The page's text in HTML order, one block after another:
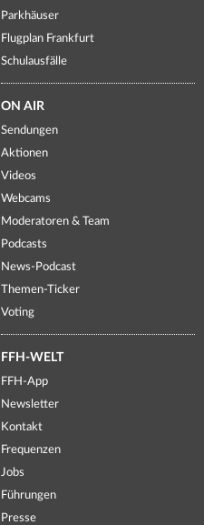
Parkhäuser
Flugplan Frankfurt
Schulausfälle
ON AIR
Sendungen
Aktionen
Videos
Webcams
Moderatoren & Team
Podcasts
News-Podcast
Themen-Ticker
Voting
FFH-WELT
FFH-App
Newsletter
Kontakt
Frequenzen
Jobs
Führungen
Presse